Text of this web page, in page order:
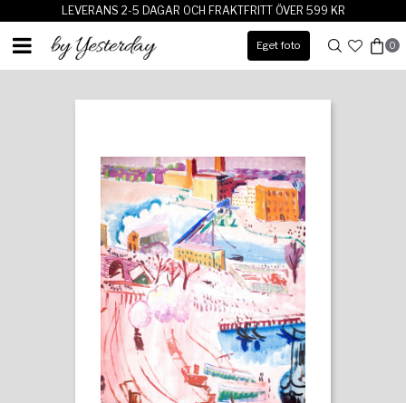
LEVERANS 2-5 DAGAR OCH FRAKTFRITT ÖVER 599 KR
Eget foto 0